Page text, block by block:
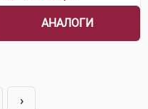
АНАЛОГИ
›